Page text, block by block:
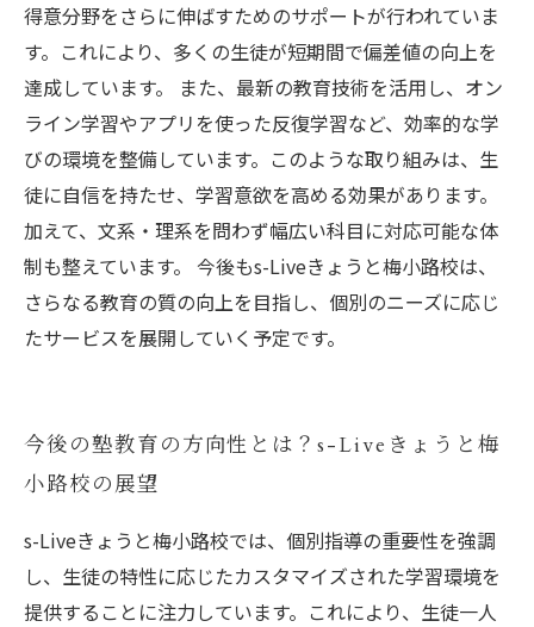
得意分野をさらに伸ばすためのサポートが行われていま
す。これにより、多くの生徒が短期間で偏差値の向上を
達成しています。 また、最新の教育技術を活用し、オン
ライン学習やアプリを使った反復学習など、効率的な学
びの環境を整備しています。このような取り組みは、生
徒に自信を持たせ、学習意欲を高める効果があります。
加えて、文系・理系を問わず幅広い科目に対応可能な体
制も整えています。 今後もs-Liveきょうと梅小路校は、
さらなる教育の質の向上を目指し、個別のニーズに応じ
たサービスを展開していく予定です。
今後の塾教育の方向性とは？s-Liveきょうと梅
小路校の展望
s-Liveきょうと梅小路校では、個別指導の重要性を強調
し、生徒の特性に応じたカスタマイズされた学習環境を
提供することに注力しています。これにより、生徒一人